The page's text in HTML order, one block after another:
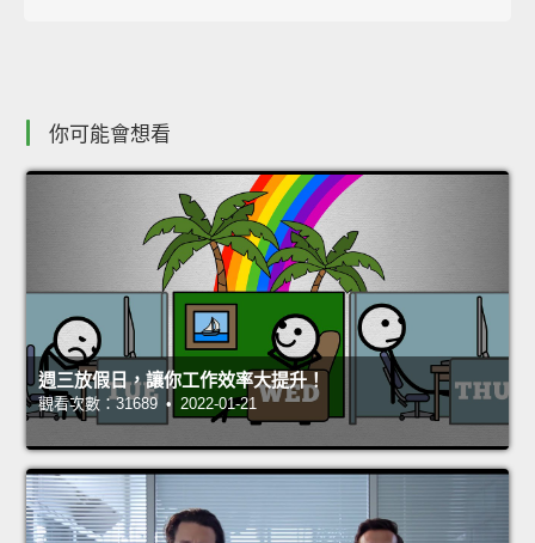
你可能會想看
週三放假日，讓你工作效率大提升！
觀看次數：31689 • 2022-01-21